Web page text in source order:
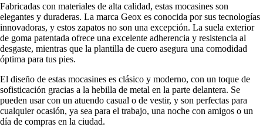
Fabricadas con materiales de alta calidad, estas mocasines son
elegantes y duraderas. La marca Geox es conocida por sus tecnologías
innovadoras, y estos zapatos no son una excepción. La suela exterior
de goma patentada ofrece una excelente adherencia y resistencia al
desgaste, mientras que la plantilla de cuero asegura una comodidad
óptima para tus pies.
El diseño de estas mocasines es clásico y moderno, con un toque de
sofisticación gracias a la hebilla de metal en la parte delantera. Se
pueden usar con un atuendo casual o de vestir, y son perfectas para
cualquier ocasión, ya sea para el trabajo, una noche con amigos o un
día de compras en la ciudad.